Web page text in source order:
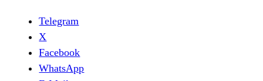
Telegram
X
Facebook
WhatsApp